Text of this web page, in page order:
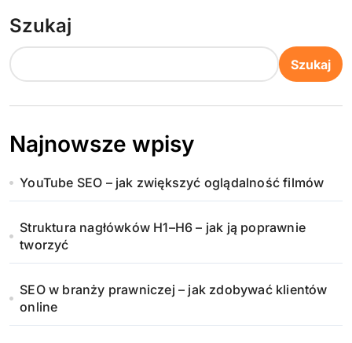
Szukaj
Szukaj
Najnowsze wpisy
YouTube SEO – jak zwiększyć oglądalność filmów
Struktura nagłówków H1–H6 – jak ją poprawnie
tworzyć
SEO w branży prawniczej – jak zdobywać klientów
online